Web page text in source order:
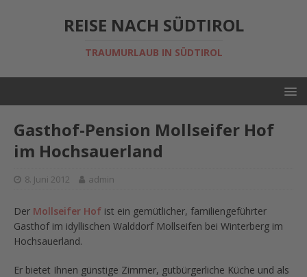
REISE NACH SÜDTIROL
TRAUMURLAUB IN SÜDTIROL
Gasthof-Pension Mollseifer Hof
im Hochsauerland
8. Juni 2012 admin
Der Mollseifer Hof ist ein gemütlicher, familiengeführter
Gasthof im idyllischen Walddorf Mollseifen bei Winterberg im
Hochsauerland.
Er bietet Ihnen günstige Zimmer, gutbürgerliche Küche und als